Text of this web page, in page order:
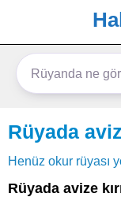
Rüyada
Henüz okur rüyası
Rüyada avize